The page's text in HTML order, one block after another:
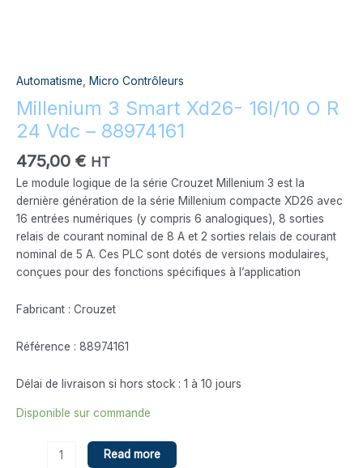
Automatisme Micro Contrôleurs
Millenium 3 Smart Xd26- 16I/10 O R
24 Vdc – 88974161
475,00 € HT
Le module logique de la série Crouzet Millenium 3 est la
dernière génération de la série Millenium compacte XD26 avec
16 entrées numériques (y compris 6 analogiques), 8 sorties
relais de courant nominal de 8 A et 2 sorties relais de courant
nominal de 5 A. Ces PLC sont dotés de versions modulaires,
conçues pour des fonctions spécifiques à l’application
Fabricant : Crouzet
Référence : 88974161
Délai de livraison si hors stock : 1 à 10 jours
Disponible sur commande
Read more